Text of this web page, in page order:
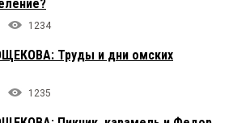
1234
Труды и дни омских
1235